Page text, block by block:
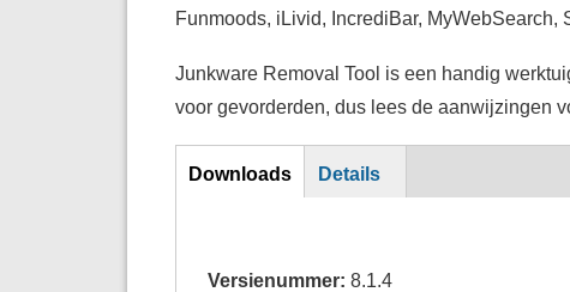
Funmoods, iLivid, IncrediBar, MyWebSearch,
Junkware Removal Tool is een handig
voor gevorderden, dus lees de aanwijzingen
Download
Downloads
Details
Versienummer:8.1.4